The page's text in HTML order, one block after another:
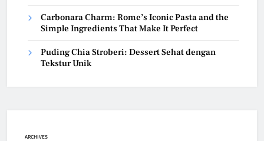
Carbonara Charm: Rome’s Iconic Pasta and the
Simple Ingredients That Make It Perfect
Puding Chia Stroberi: Dessert Sehat dengan
Tekstur Unik
ARCHIVES